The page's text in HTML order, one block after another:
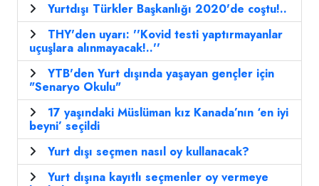
Yurtdışı Türkler Başkanlığı 2020'de coştu!..
THY'den uyarı: ''Kovid testi yaptırmayanlar
uçuşlara alınmayacak!..''
YTB'den Yurt dışında yaşayan gençler için
"Senaryo Okulu"
17 yaşındaki Müslüman kız Kanada’nın ‘en iyi
beyni’ seçildi
Yurt dışı seçmen nasıl oy kullanacak?
Yurt dışına kayıtlı seçmenler oy vermeye